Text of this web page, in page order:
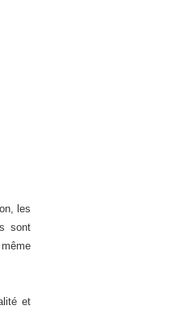
les
sont
et